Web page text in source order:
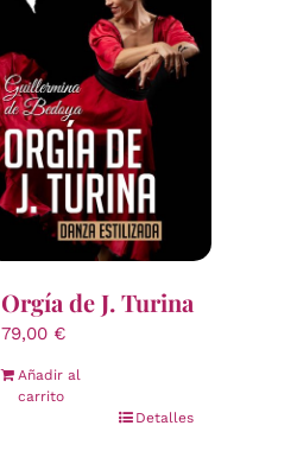
Orgía de J. Turina
79,00 €
Añadir al
carrito
Detalles